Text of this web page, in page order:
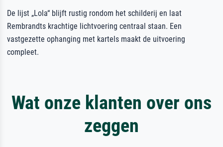
De lijst „Lola“ blijft rustig rondom het schilderij en laat
Rembrandts krachtige lichtvoering centraal staan. Een
vastgezette ophanging met kartels maakt de uitvoering
compleet.
Wat onze klanten over ons
zeggen